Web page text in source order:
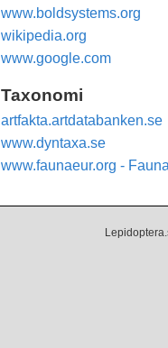
www.boldsystems.org
wikipedia.org
www.google.com
Taxonomi
artfakta.artdatabanken.se
www.dyntaxa.se
www.faunaeur.org -